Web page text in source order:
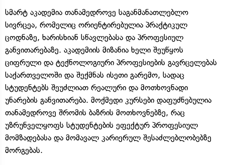
სმარტ აკადემია თანამედროვე საგანმანათლებლო
სივრცეა, რომელიც ორიენტირებულია პრაქტიკულ
ცოდნაზე, ხარისხიან სწავლებასა და პროფესიულ
განვითარებაზე. აკადემიის მიზანია ხელი შეუწყოს
ციფრული და ტექნოლოგიური პროფესიების გავრცელებას
საქართველოში და შექმნას ისეთი გარემო, სადაც
სტუდენტებს შეუძლიათ რეალური და მოთხოვნადი
უნარების განვითარება. მოქმედი კურსები დაფუძნებულია
თანამედროვე შრომის ბაზრის მოთხოვნებზე, რაც
უზრუნველყოფს სტუდენტების ეფექტურ პროფესიულ
მომზადებასა და მომავალ კარიერულ შესაძლებლობებზე
მორგებას.